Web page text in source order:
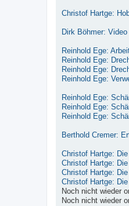
Christof Hartge:
Dirk Böhmer:
Reinhold Ege:
Reinhold Ege:
Reinhold Ege:
Reinhold Ege:
Reinhold Ege:
Reinhold Ege:
Reinhold Ege:
Berthold Cremer:
Christof Hartge:
Christof Hartge:
Christof Hartge:
Christof Hartge:
Noch nicht wieder
Noch nicht wieder